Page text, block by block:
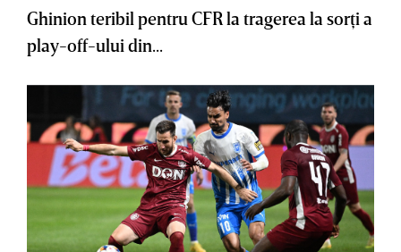
Ghinion teribil pentru CFR la tragerea la sorţi a
play-off-ului din...